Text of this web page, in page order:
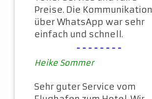
Preise. Die Kommunikation
über WhatsApp war sehr
einfach und schnell.
--------
Heike Sommer
Sehr guter Service vom